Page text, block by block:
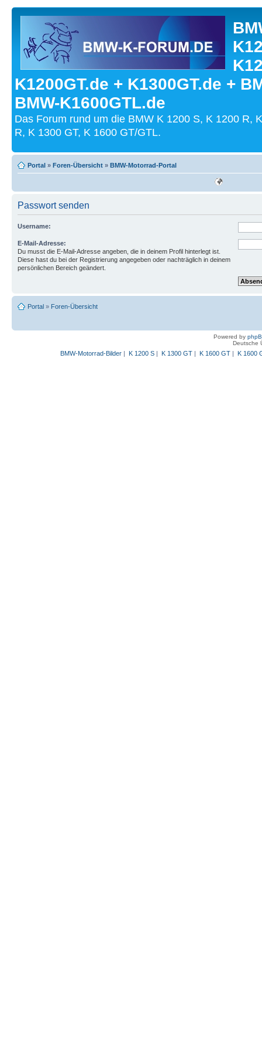
K1200GT.de + K1300GT.de +
BMW-K1600GTL.de
Das Forum rund um die BMW K 1200 S, K 1200 R,
R, K 1300 GT, K 1600 GT/GTL.
Portal » Foren-Übersicht » BMW-Motorrad-Portal
Passwort senden
Username:
E-Mail-Adresse:
Du musst die E-Mail-Adresse angeben, die in deinem Profil hinterlegt ist.
Diese hast du bei der Registrierung angegeben oder nachträglich in deinem
persönlichen Bereich geändert.
Portal » Foren-Übersicht
Powered by
Deutsche
BMW-Motorrad-Bilder| K 1200 S| K 1300 GT| K 1600 GT| K 1600